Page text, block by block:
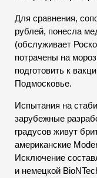
Для сравнения,
рублей, понесла
(обслуживает
потрачены на
подготовить к
Подмосковье.
Испытания на
зарубежные
градусов живут
американские
Исключение
и немецкой